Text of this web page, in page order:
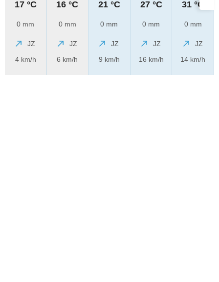
17 °C
0 mm
JZ
4 km/h
16 °C
0 mm
JZ
6 km/h
21 °C
0 mm
JZ
9 km/h
27 °C
0 mm
JZ
16 km/h
31 °C
0 mm
JZ
14 km/h